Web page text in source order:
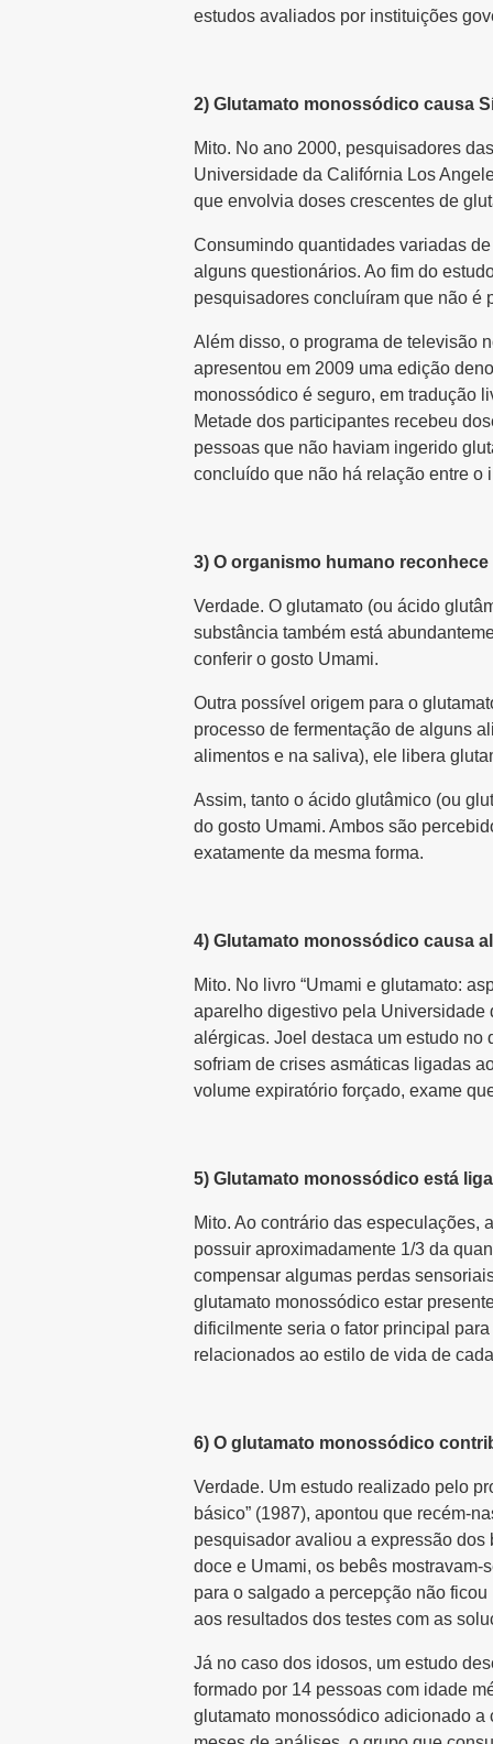
estudos avaliados por instituições
2) Glutamato monossódico causa
Mito. No ano 2000, pesquisadores
Universidade da Califórnia Los
que envolvia doses crescentes de
Consumindo quantidades variadas
alguns questionários. Ao fim do
pesquisadores concluíram que não é
Além disso, o programa de televisão
apresentou em 2009 uma edição
monossódico é seguro, em tradução
Metade dos participantes recebeu
pessoas que não haviam ingerido
concluído que não há relação entre o
3) O organismo humano
Verdade. O glutamato (ou ácido
substância também está
conferir o gosto Umami.
Outra possível origem para o
processo de fermentação de alguns
alimentos e na saliva), ele libera
Assim, tanto o ácido glutâmico (ou
do gosto Umami. Ambos são
exatamente da mesma forma.
4) Glutamato monossódico causa
Mito. No livro “Umami e glutamato:
aparelho digestivo pela Universidade
alérgicas. Joel destaca um estudo
sofriam de crises asmáticas ligadas
volume expiratório forçado, exame
5) Glutamato monossódico está
Mito. Ao contrário das especulações,
possuir aproximadamente 1/3 da
compensar algumas perdas
glutamato monossódico estar
dificilmente seria o fator principal
relacionados ao estilo de vida de
6) O glutamato monossódico
Verdade. Um estudo realizado pelo
básico” (1987), apontou que recém-
pesquisador avaliou a expressão
doce e Umami, os bebês mostravam-
para o salgado a percepção não
aos resultados dos testes com as
Já no caso dos idosos, um estudo
formado por 14 pessoas com idade
glutamato monossódico adicionado a